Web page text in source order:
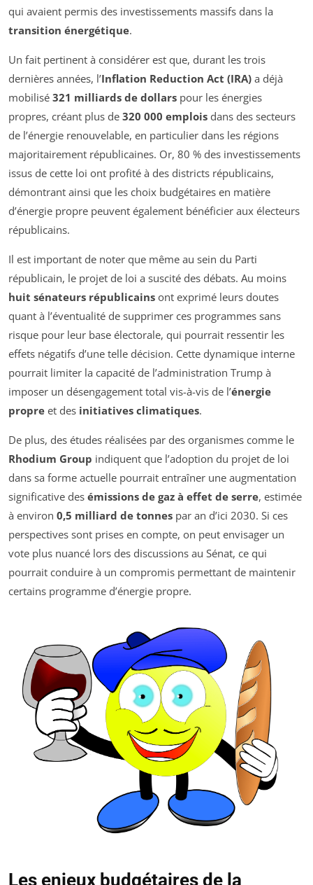
qui avaient permis des investissements massifs dans la
transition énergétique.
Un fait pertinent à considérer est que, durant les trois
dernières années, l’Inflation Reduction Act (IRA) a déjà
mobilisé 321 milliards de dollars pour les énergies
propres, créant plus de 320 000 emplois dans des secteurs
de l’énergie renouvelable, en particulier dans les régions
majoritairement républicaines. Or, 80 % des investissements
issus de cette loi ont profité à des districts républicains,
démontrant ainsi que les choix budgétaires en matière
d’énergie propre peuvent également bénéficier aux électeurs
républicains.
Il est important de noter que même au sein du Parti
républicain, le projet de loi a suscité des débats. Au moins
huit sénateurs républicains ont exprimé leurs doutes
quant à l’éventualité de supprimer ces programmes sans
risque pour leur base électorale, qui pourrait ressentir les
effets négatifs d’une telle décision. Cette dynamique interne
pourrait limiter la capacité de l’administration Trump à
imposer un désengagement total vis-à-vis de l’énergie
propre et des initiatives climatiques.
De plus, des études réalisées par des organismes comme le
Rhodium Group indiquent que l’adoption du projet de loi
dans sa forme actuelle pourrait entraîner une augmentation
significative des émissions de gaz à effet de serre, estimée
à environ 0,5 milliard de tonnes par an d’ici 2030. Si ces
perspectives sont prises en compte, on peut envisager un
vote plus nuancé lors des discussions au Sénat, ce qui
pourrait conduire à un compromis permettant de maintenir
certains programme d’énergie propre.
Les enjeux budgétaires de la